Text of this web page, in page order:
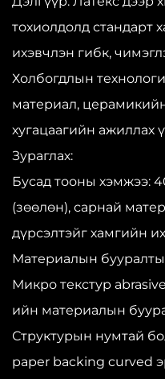
тохиолдолд стандарт
ихэвчлэн гибк,
Холбогдлын
материал,
хугацаагийн ажиллах
Зураглах:
Бусад тооны хэмжээ:
(зөөлөн), сарнай
дүрсэлтэйг хамгийн
Материалын
Микро текстур
ийн материалын
Структурын нумтай
paper backing curved